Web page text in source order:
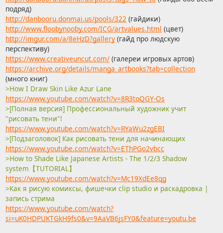
подряд)
http://danbooru.donmai.us/pools/322 (гайдики)
http://www.floobynooby.com/ICG/artvalues.html (цвет)
http://imgur.com/a/8eHzD?gallery(гайд про людскую
перспективу)
https://www.creativeuncut.com/(галереи игровых артов)
https://archive.org/details/manga_artbooks?tab=collection
(много книг)
>How I Draw Skin Like Azur Lane
https://www.youtube.com/watch?v=8R3toQGY-Os
>[Полная версия] Профессиональный художник учит
"рисовать тени"!
https://www.youtube.com/watch?v=RYaWu2zgEBI
>[Подзаголовок] Как рисовать тени для начинающих
https://www.youtube.com/watch?v=EThPGo2vbcc
>How to Shade Like Japanese Artists - The 1/2/3 Shadow
system【TUTORIAL】
https://www.youtube.com/watch?v=Mc19XdEe8qg
>Как я рисую комиксы, фишечки clip studio и раскадровка |
запись стрима
https://www.youtube.com/watch?
si=uK0HDPUKTGkH9fs0&v=9AaVB6jsFY0&feature=youtu.be